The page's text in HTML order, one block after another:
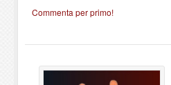
Commenta per primo!